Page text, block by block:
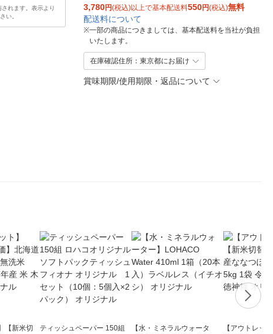
れます。表示より
い。
3,780円(税込)以上で基本配送料550円(税込)無料
配送料について
※一部の商品につきましては、基本配送料を当社が負担
いたします。
在庫確認住所：東京都にお届け
賞味期限/使用期限・返品について
【新米切
ティッシュペーパー 150組
【水・ミネラルウォータ
【アウトレッ